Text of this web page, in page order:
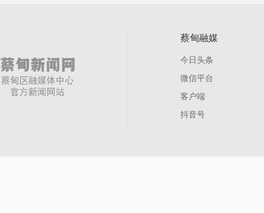
蔡甸融媒
今日头条
微信平台
客户端
抖音号